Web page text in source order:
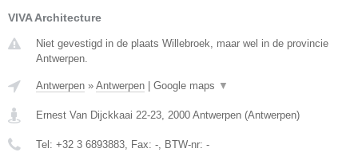
VIVA Architecture
Niet gevestigd in de plaats Willebroek, maar wel in de provincie
Antwerpen.
Antwerpen » Antwerpen Google maps ▼
Ernest Van Dijckkaai 22-23 2000 Antwerpen (Antwerpen)
Tel: +32 3 6893883 , Fax: - , BTW-nr: -